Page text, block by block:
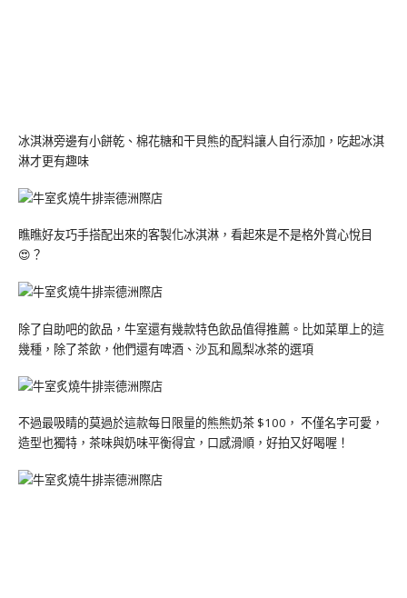
冰淇淋旁邊有小餅乾、棉花糖和干貝熊的配料讓人自行添加，吃起冰淇
淋才更有趣味
瞧瞧好友巧手搭配出來的客製化冰淇淋，看起來是不是格外賞心悅目
😍？
除了自助吧的飲品，牛室還有幾款特色飲品值得推薦。比如菜單上的這
幾種，除了茶飲，他們還有啤酒、沙瓦和鳳梨冰茶的選項
不過最吸睛的莫過於這款每日限量的熊熊奶茶 $100， 不僅名字可愛，
造型也獨特，茶味與奶味平衡得宜，口感滑順，好拍又好喝喔！